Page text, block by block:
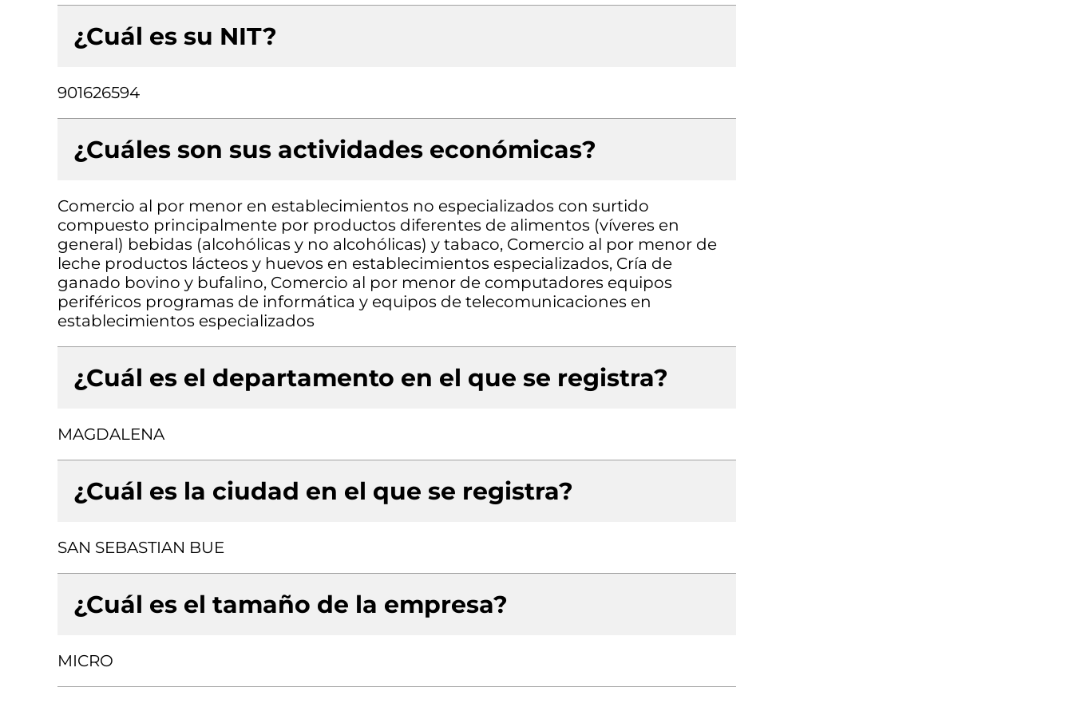
¿Cuál es su NIT?
901626594
¿Cuáles son sus actividades económicas?
Comercio al por menor en establecimientos no especializados con surtido
compuesto principalmente por productos diferentes de alimentos (víveres en
general) bebidas (alcohólicas y no alcohólicas) y tabaco, Comercio al por menor de
leche productos lácteos y huevos en establecimientos especializados, Cría de
ganado bovino y bufalino, Comercio al por menor de computadores equipos
periféricos programas de informática y equipos de telecomunicaciones en
establecimientos especializados
¿Cuál es el departamento en el que se registra?
MAGDALENA
¿Cuál es la ciudad en el que se registra?
SAN SEBASTIAN BUE
¿Cuál es el tamaño de la empresa?
MICRO